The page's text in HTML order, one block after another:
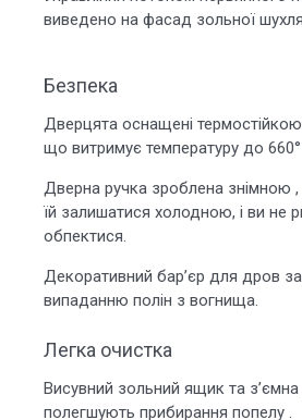
виведено на фасад зольної
Безпека
Дверцята оснащені
що витримує температуру до
Дверна ручка зроблена знімною
їй залишатися холодною, і ви не
обпектися.
Декоративний бар’єр для дров
випаданню полін з вогнища.
Легка очистка
Висувний зольний ящик та з’ємна
полегшують прибирання попелу .